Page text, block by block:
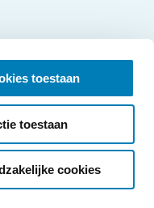
toestaan
toestaan
cookies